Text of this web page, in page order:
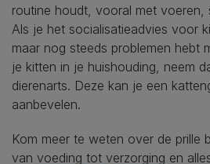
routine houdt, vooral met voeren,
Als je het socialisatieadvies voor
maar nog steeds problemen hebt
je kitten in je huishouding, neem
dierenarts. Deze kan je een
aanbevelen.
Kom meer te weten over de prille
van voeding tot verzorging en